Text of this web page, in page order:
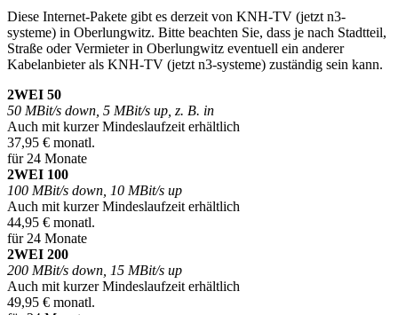
Diese Internet-Pakete gibt es derzeit von KNH-TV (jetzt n3-
systeme) in Oberlungwitz. Bitte beachten Sie, dass je nach Stadtteil,
Straße oder Vermieter in Oberlungwitz eventuell ein anderer
Kabelanbieter als KNH-TV (jetzt n3-systeme) zuständig sein kann.
2WEI 50
50 MBit/s down, 5 MBit/s up, z. B. in
Auch mit kurzer Mindeslaufzeit erhältlich
37,95 € monatl.
für 24 Monate
2WEI 100
100 MBit/s down, 10 MBit/s up
Auch mit kurzer Mindeslaufzeit erhältlich
44,95 € monatl.
für 24 Monate
2WEI 200
200 MBit/s down, 15 MBit/s up
Auch mit kurzer Mindeslaufzeit erhältlich
49,95 € monatl.